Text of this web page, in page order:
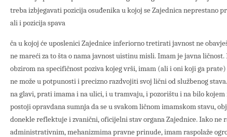
treba izbjegavati pozicija osuđenika u kojoj se Zajednica neprestano
ali i pozicija spava
ča u kojoj će uposlenici Zajednice inferiorno tretirati javnost ne
ne mareći za to šta o nama javnost uistinu misli. Imam je javna ličnost.
obzirom na specifičnost poziva kojeg vrši, imam (ali i oni koji ga
ne može u potpunosti i precizno razdvojiti svoj lični od službenog
na glavi, prati imama i na ulici, i u tramvaju, i pozorištu i na bilo kojem
postoji opravdana sumnja da se u svakom ličnom imamskom stavu,
donekle reflektuje i zvanični, oficijelni stav organa Zajednice. Iako ne
administrativnim, mehanizmima pravne prinude, imam raspolaže